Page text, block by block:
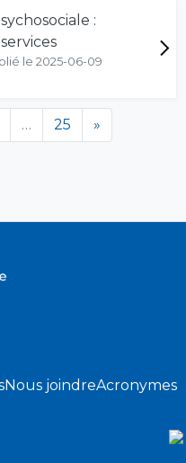
:
le 2025-06-09
… 25 »
Nous joindreAcronymes